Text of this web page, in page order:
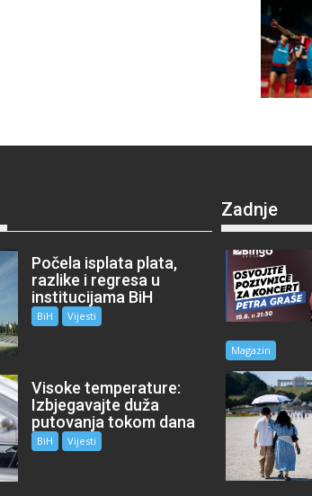
Počela isplata plata,
razlike i regresa u
institucijama BiH
BiH Vijesti
Visoke temperature:
Izbjegavajte duža
putovanja tokom dana
BiH Vijesti
Zadnje
Magazin